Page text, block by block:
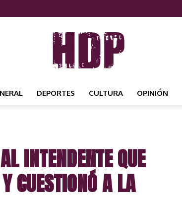
NOTICIAS
DEPORTES CULTURA OPINIÓN
INTENDENTE QUE
CUESTIONÓ A LA